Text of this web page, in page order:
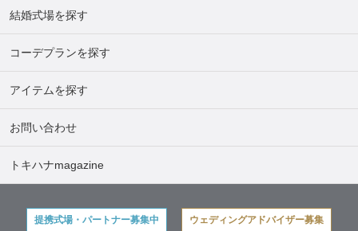
結婚式場を探す
コーデプランを探す
アイテムを探す
お問い合わせ
トキハナmagazine
提携式場・パートナー募集中 ウェディングアドバイザー募集